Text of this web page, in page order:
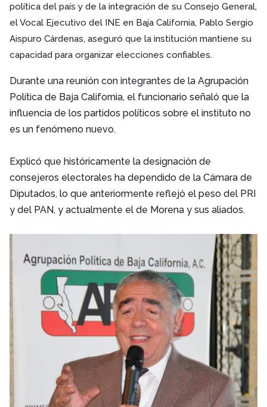
política del país y de la integración de su Consejo General,
el Vocal Ejecutivo del INE en Baja California, Pablo Sergio
Aispuro Cárdenas, aseguró que la institución mantiene su
capacidad para organizar elecciones confiables.
Durante una reunión con integrantes de la Agrupación
Política de Baja California, el funcionario señaló que la
influencia de los partidos políticos sobre el instituto no
es un fenómeno nuevo.
Explicó que históricamente la designación de
consejeros electorales ha dependido de la Cámara de
Diputados, lo que anteriormente reflejó el peso del PRI
y del PAN, y actualmente el de Morena y sus aliados.